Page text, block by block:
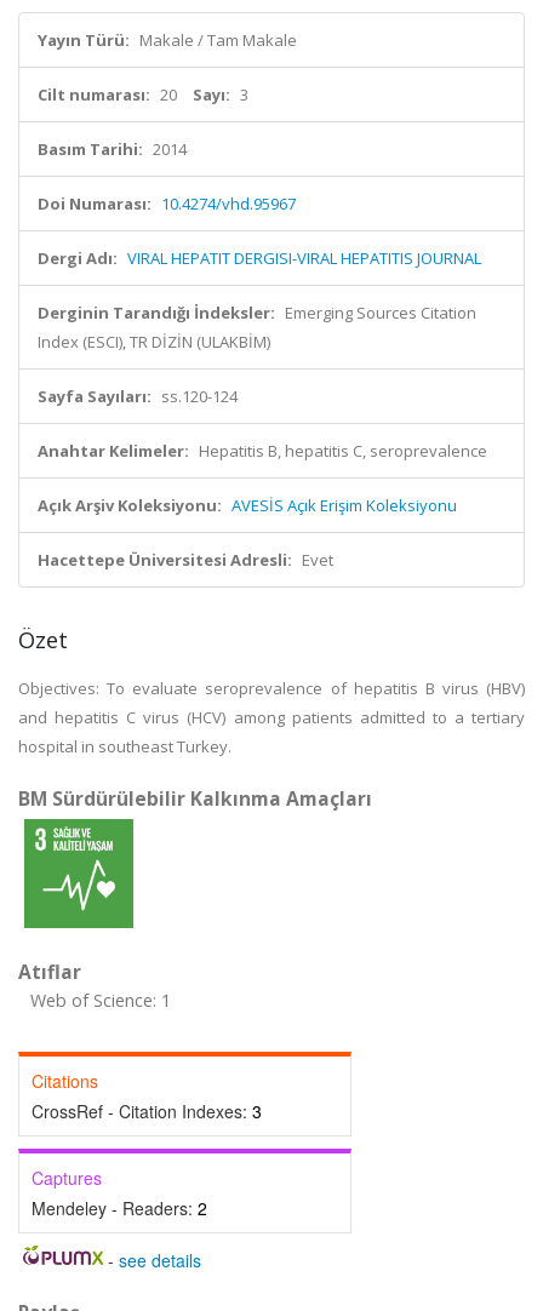
Yayın Türü: Makale / Tam Makale
Cilt numarası: 20 Sayı: 3
Basım Tarihi: 2014
Doi Numarası: 10.4274/vhd.95967
Dergi Adı: VIRAL HEPATIT DERGISI-VIRAL HEPATITIS JOURNAL
Derginin Tarandığı İndeksler: Emerging Sources Citation
Index (ESCI), TR DİZİN (ULAKBİM)
Sayfa Sayıları: ss.120-124
Anahtar Kelimeler: Hepatitis B, hepatitis C, seroprevalence
Açık Arşiv Koleksiyonu: AVESİS Açık Erişim Koleksiyonu
Hacettepe Üniversitesi Adresli: Evet
Özet
Objectives: To evaluate seroprevalence of hepatitis B virus (HBV)
and hepatitis C virus (HCV) among patients admitted to a tertiary
hospital in southeast Turkey.
BM Sürdürülebilir Kalkınma Amaçları
Atıflar
Web of Science: 1
Citations
CrossRef - Citation Indexes: 3
Captures
Mendeley - Readers: 2
- see details